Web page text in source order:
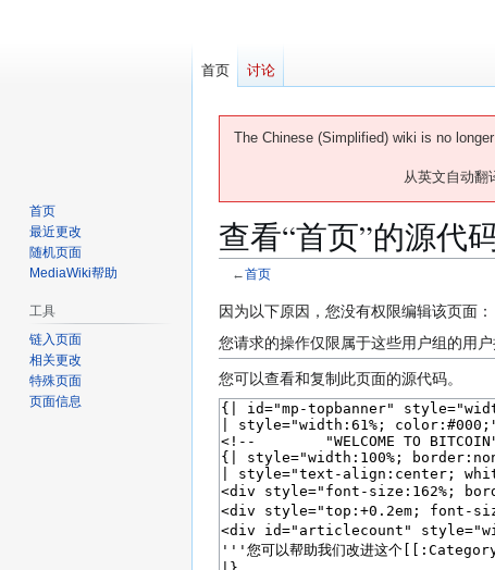
The Chinese (Simplified) wiki is no
从英文自动翻
查看“︁首页”︁的源代
←首页
跳
转
到
导
航
跳
转
到
搜
索
因为以下原因，您没有权限编辑该页面：
您请求的操作仅限属于这些用户组的用户
您可以查看和复制此页面的源代码。
首页 讨论
首页
最近更改
随机页面
MediaWiki帮助
工具
链入页面
相关更改
特殊页面
页面信息